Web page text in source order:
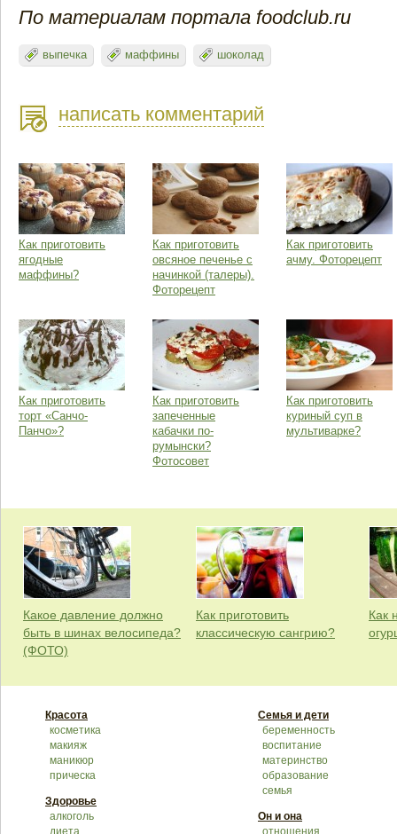
По материалам портала foodclub.ru
выпечка маффины шоколад
написать комментарий
Как приготовить
ягодные
маффины?
Как приготовить
овсяное печенье с
начинкой (талеры).
Фоторецепт
Как приготовить
ачму. Фоторецепт
Как приготовить
торт «Санчо-
Панчо»?
Как приготовить
запеченные
кабачки по-
румынски?
Фотосовет
Как приготовить
куриный суп в
мультиварке?
Какое давление должно
быть в шинах велосипеда?
(ФОТО)
Как приготовить
классическую сангрию?
Как
Красота
косметика
макияж
маникюр
прическа
Здоровье
алкоголь
диета
Семья и дети
беременность
воспитание
материнство
образование
семья
Он и она
отношения